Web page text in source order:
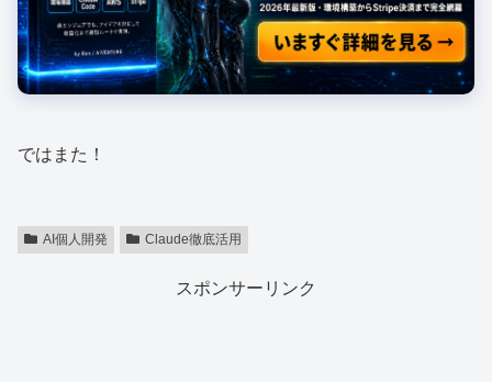
ではまた！
AI個人開発 Claude徹底活用
スポンサーリンク